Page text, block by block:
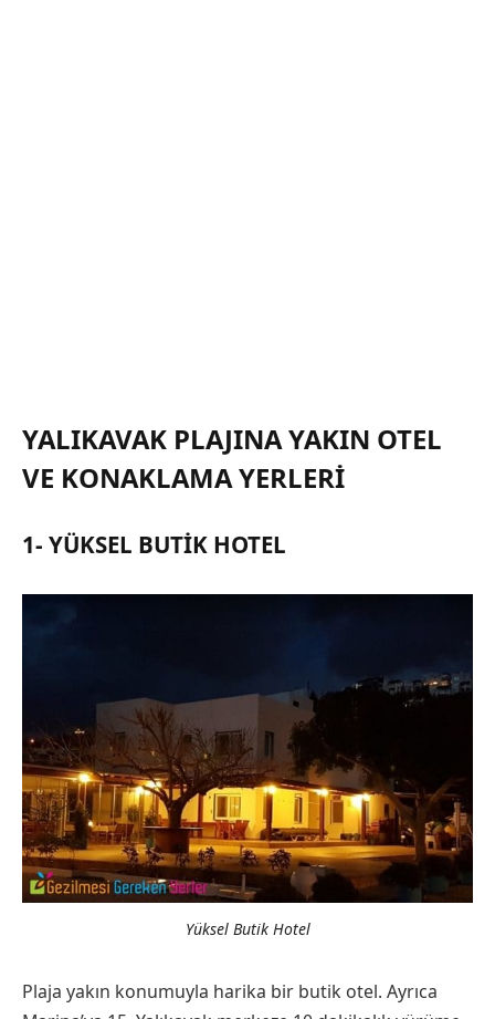
YALIKAVAK PLAJINA YAKIN OTEL
VE KONAKLAMA YERLERI
1- YÜKSEL BUTIK HOTEL
Yüksel Butik Hotel
Plaja yakın konumuyla harika bir butik otel. Ayrıca